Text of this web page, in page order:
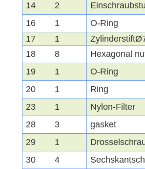
14
2
16
1
O-Ring
17
1
18
8
Hexagonal
19
1
O-Ring
20
1
Ring
23
1
Nylon-Filter
28
3
gasket
29
1
30
4